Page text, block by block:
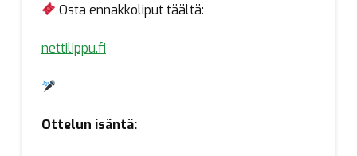
Osta ennakkoliput täältä:
nettilippu.fi
Ottelun isäntä: